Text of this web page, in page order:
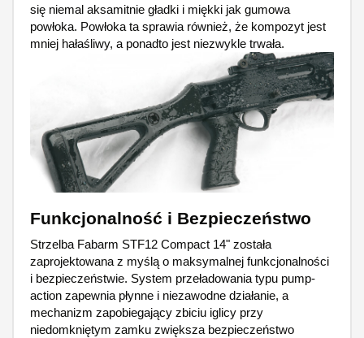
się niemal aksamitnie gładki i miękki jak gumowa
powłoka. Powłoka ta sprawia również, że kompozyt jest
mniej hałaśliwy, a ponadto jest niezwykle trwała.
Funkcjonalność i Bezpieczeństwo
Strzelba Fabarm STF12 Compact 14" została
zaprojektowana z myślą o maksymalnej funkcjonalności
i bezpieczeństwie. System przeładowania typu pump-
action zapewnia płynne i niezawodne działanie, a
mechanizm zapobiegający zbiciu iglicy przy
niedomkniętym zamku zwiększa bezpieczeństwo